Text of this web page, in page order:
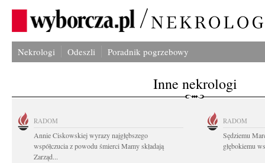
Nekrologi Odeszli Poradnik pogrzebowy
Inne nekrologi
RADOM
Annie Ciskowskiej wyrazy najgłębszego
współczucia z powodu śmierci Mamy składają
Zarząd...
RADOM
Sędziemu
głębokiemu